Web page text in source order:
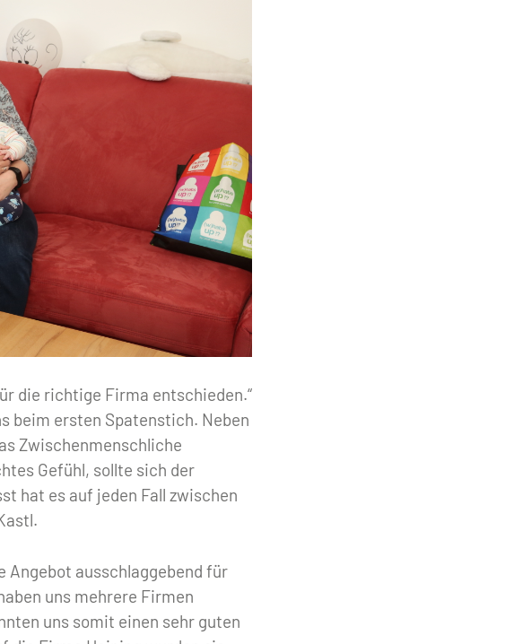
die richtige Firma entschieden.“
beim ersten Spatenstich. Neben
Zwischenmenschliche
Gefühl, sollte sich der
hat es auf jeden Fall zwischen
Angebot ausschlaggebend für
uns mehrere Firmen
uns somit einen sehr guten